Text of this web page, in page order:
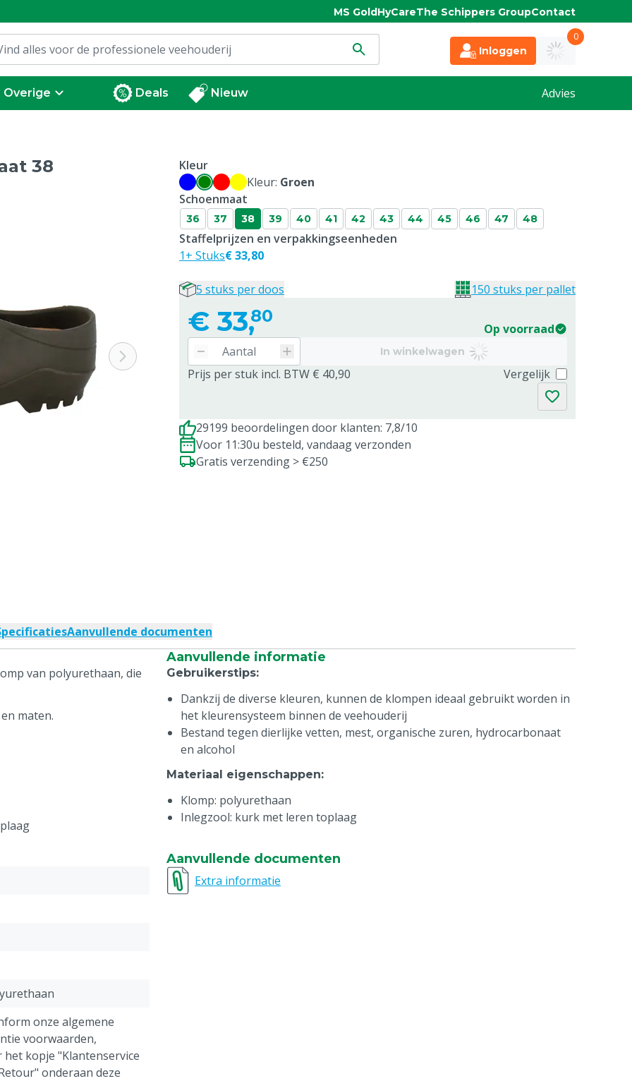
MS GoldHyCareThe Schippers GroupContact
Inloggen
0
Overige Deals Nieuw Advies
38
Kleur
Kleur: Groen
Schoenmaat
36 37 38 39 40 41 42 43 44 45 46 47 48
€33,80
Op voorraad
In winkelwagen
Prijs per stuk incl. BTW € 40,90 Vergelijk
Staffelprijzen en verpakkingseenheden
1+ Stuks€ 33,80
5 stuks per doos 150 stuks per pallet
29199 beoordelingen door klanten: 7,8/10
Voor 11:30u besteld, vandaag verzonden
Gratis verzending > €250
Aanvullende documenten
van polyurethaan, die
maten.
Aanvullende informatie
Gebruikerstips:
Dankzij de diverse kleuren, kunnen de klompen ideaal gebruikt worden in
het kleurensysteem binnen de veehouderij
Bestand tegen dierlijke vetten, mest, organische zuren, hydrocarbonaat
en alcohol
Materiaal eigenschappen:
Klomp: polyurethaan
Inlegzool: kurk met leren toplaag
onze algemene
voorwaarden,
het kopje "Klantenservice
onderaan deze
Aanvullende documenten
Extra informatie